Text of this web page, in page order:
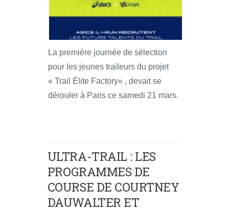
La première journée de sélection
pour les jeunes traileurs du projet
« Trail Élite Factory« , devait se
dérouler à Paris ce samedi 21 mars.
ULTRA-TRAIL : LES
PROGRAMMES DE
COURSE DE COURTNEY
DAUWALTER ET